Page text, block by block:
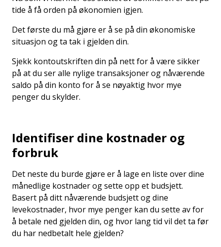
tide å få orden på økonomien igjen.
Det første du må gjøre er å se på din økonomiske
situasjon og ta tak i gjelden din.
Sjekk kontoutskriften din på nett for å være sikker
på at du ser alle nylige transaksjoner og nåværende
saldo på din konto for å se nøyaktig hvor mye
penger du skylder.
Identifiser dine kostnader og
forbruk
Det neste du burde gjøre er å lage en liste over dine
månedlige kostnader og sette opp et budsjett.
Basert på ditt nåværende budsjett og dine
levekostnader, hvor mye penger kan du sette av for
å betale ned gjelden din, og hvor lang tid vil det ta før
du har nedbetalt hele gjelden?